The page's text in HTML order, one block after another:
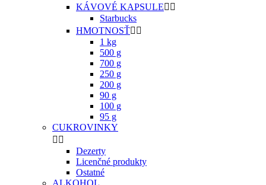
KÁVOVÉ KAPSULE 
Starbucks
HMOTNOSŤ 
1 kg
500 g
700 g
250 g
200 g
90 g
100 g
95 g
CUKROVINKY
 
Dezerty
Licenčné produkty
Ostatné
ALKOHOL